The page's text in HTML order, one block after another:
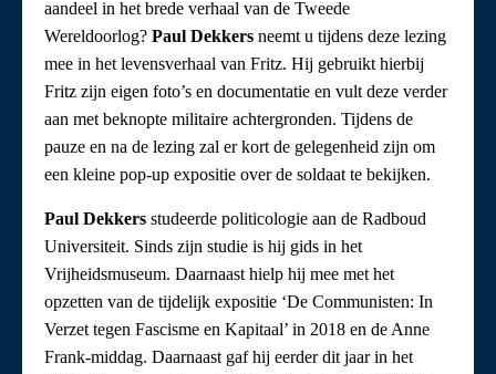
aandeel in het brede verhaal van de Tweede
Wereldoorlog? Paul Dekkers neemt u tijdens deze lezing
mee in het levensverhaal van Fritz. Hij gebruikt hierbij
Fritz zijn eigen foto’s en documentatie en vult deze verder
aan met beknopte militaire achtergronden. Tijdens de
pauze en na de lezing zal er kort de gelegenheid zijn om
een kleine pop-up expositie over de soldaat te bekijken.
Paul Dekkers studeerde politicologie aan de Radboud
Universiteit. Sinds zijn studie is hij gids in het
Vrijheidsmuseum. Daarnaast hielp hij mee met het
opzetten van de tijdelijk expositie ‘De Communisten: In
Verzet tegen Fascisme en Kapitaal’ in 2018 en de Anne
Frank-middag. Daarnaast gaf hij eerder dit jaar in het